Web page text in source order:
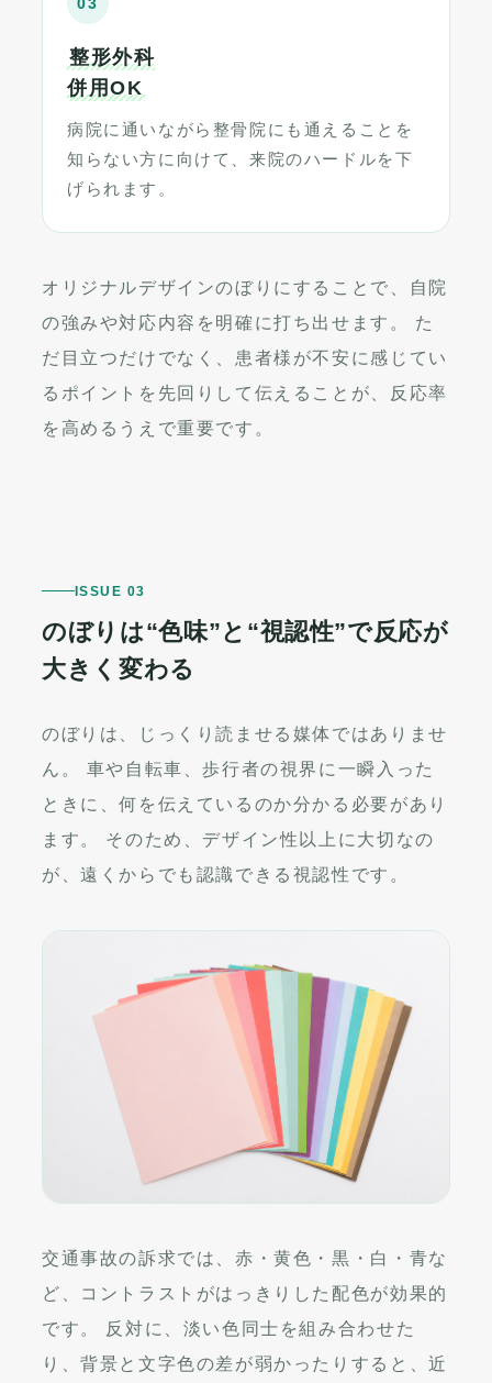
整形外科
併用OK
病院に通いながら整骨院にも通えることを
知らない方に向けて、来院のハードルを下
げられます。
オリジナルデザインのぼりにすることで、自院
の強みや対応内容を明確に打ち出せます。 た
だ目立つだけでなく、患者様が不安に感じてい
るポイントを先回りして伝えることが、反応率
を高めるうえで重要です。
ISSUE 03
のぼりは“色味”と“視認性”で反応が
大きく変わる
のぼりは、じっくり読ませる媒体ではありませ
ん。 車や自転車、歩行者の視界に一瞬入った
ときに、何を伝えているのか分かる必要があり
ます。 そのため、デザイン性以上に大切なの
が、遠くからでも認識できる視認性です。
交通事故の訴求では、赤・黄色・黒・白・青な
ど、コントラストがはっきりした配色が効果的
です。 反対に、淡い色同士を組み合わせた
り、背景と文字色の差が弱かったりすると、近